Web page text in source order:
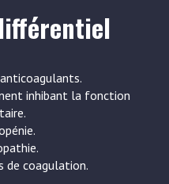
inhibant la fonction
de coagulation.